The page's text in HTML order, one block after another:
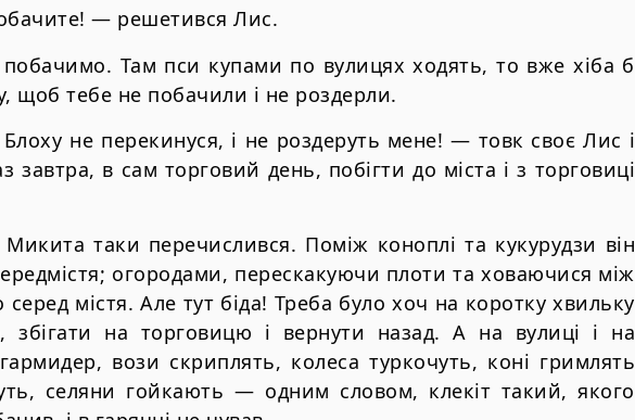
— решетився Лис.
Там пси купами по вулицях ходять, то вже хiба б
щоб тебе не побачили i не роздерли.
не перекинуся, i не роздеруть мене! — товк своє Лис i
завтра, в сам торговий день, побiгти до мiста i з торговицi
таки перечислився. Помiж коноплi та кукурудзи вiн
огородами, перескакуючи плоти та ховаючися мiж
мiстя. Але тут бiда! Треба було хоч на коротку хвильку
збiгати на торговицю i вернути назад. А на вулицi i на
вози скриплять, колеса туркочуть, конi гримлять
селяни гойкають — одним словом, клекiт такий, якого